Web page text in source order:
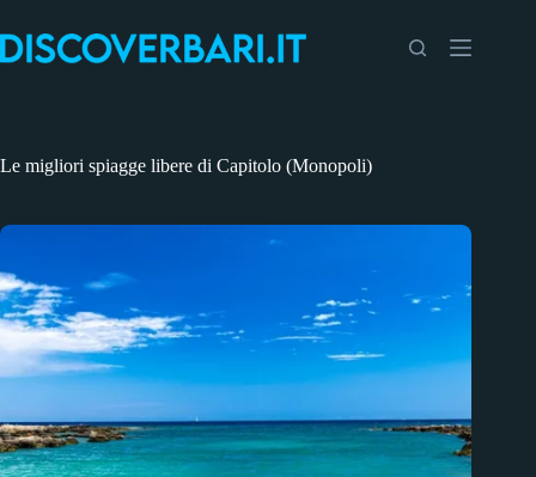
al
contenuto
Le migliori spiagge libere di Capitolo (Monopoli)